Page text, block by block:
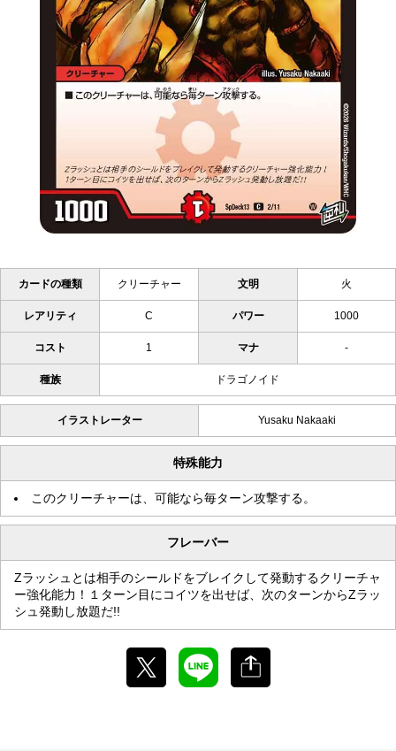
カードの種類 クリーチャー 文明 火
レアリティ C パワー 1000
コスト 1 マナ -
種族 ドラゴノイド
イラストレーター Yusaku Nakaaki
特殊能力
このクリーチャーは、可能なら毎ターン攻撃する。
フレーバー
Zラッシュとは相手のシールドをブレイクして発動するクリーチャ
ー強化能力！１ターン目にコイツを出せば、次のターンからZラッ
シュ発動し放題だ!!